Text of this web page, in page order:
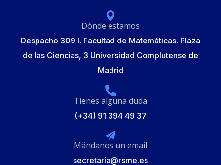
Dónde estamos
Despacho 309 I. Facultad de Matemáticas. Plaza
de las Ciencias, 3 Universidad Complutense de
Madrid
Tienes alguna duda
(+34) 91 394 49 37
Mándanos un email
secretaria@rsme.es